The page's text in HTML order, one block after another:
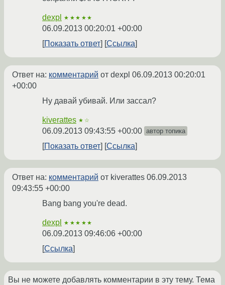
dexpl ★★★★★
06.09.2013 00:20:01 +00:00
Показать ответ
Ссылка
Ответ на: комментарий от dexpl 06.09.2013 00:20:01
+00:00
Ну давай убивай. Или зассал?
kiverattes ★☆
06.09.2013 09:43:55 +00:00 автор топика
Показать ответ Ссылка
Ответ на: комментарий от kiverattes 06.09.2013
09:43:55 +00:00
Bang bang you're dead.
dexpl ★★★★★
06.09.2013 09:46:06 +00:00
Ссылка
Вы не можете добавлять комментарии в эту тему. Тема